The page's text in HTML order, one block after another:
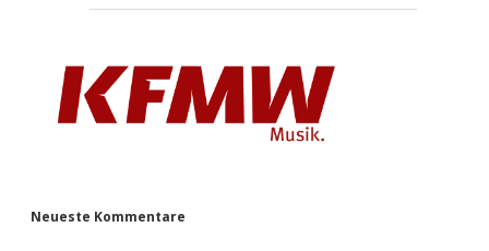
Neueste Kommentare